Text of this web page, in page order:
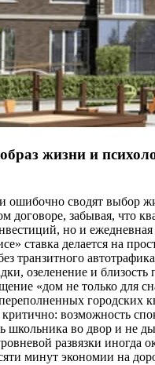
жизни и
ошибочно сводят выбор
договоре, забывая, что
но и ежедневная
ставка делается на
транзитного
озеленение и близость
«дом не только для
городских
возможность
школьника во двор и не
развязки иногда
минут экономии на